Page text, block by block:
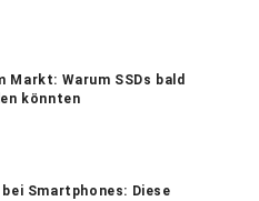
Markt: Warum SSDs bald
könnten
Smartphones: Diese